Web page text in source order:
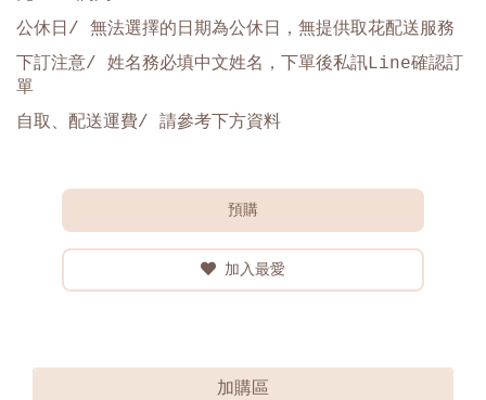
公休日/ 無法選擇的日期為公休日，無提供取花配送服務
下訂注意/ 姓名務必填中文姓名，下單後私訊Line確認訂
單
自取、配送運費/ 請參考下方資料
預購
加入最愛
加購區